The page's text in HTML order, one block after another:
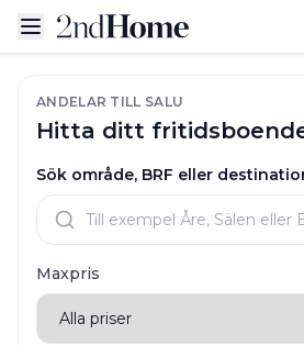
ANDELAR TILL SALU
Hitta ditt
Sök område, BRF eller
Maxpris